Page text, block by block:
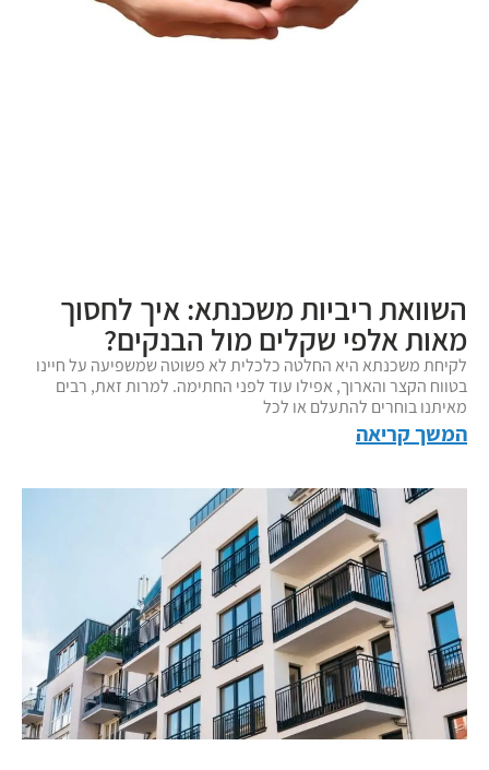
השוואת ריביות משכנתא: איך לחסוך
מאות אלפי שקלים מול הבנקים?
לקיחת משכנתא היא החלטה כלכלית לא פשוטה שמשפיעה על חיינו
בטווח הקצר והארוך, אפילו עוד לפני החתימה. למרות זאת, רבים
מאיתנו בוחרים להתעלם או לכל
המשך קריאה